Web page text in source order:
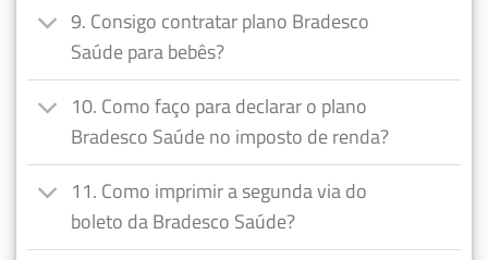
9. Consigo contratar plano Bradesco
Saúde para bebês?
10. Como faço para declarar o plano
Bradesco Saúde no imposto de renda?
11. Como imprimir a segunda via do
boleto da Bradesco Saúde?